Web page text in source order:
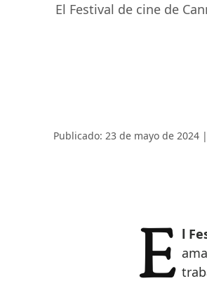
El Festival de cine de
Publicado: 23 de mayo de 2024
El